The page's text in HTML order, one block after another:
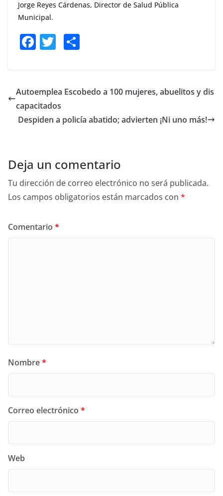
Jorge Reyes Cárdenas, Director de Salud Pública
Municipal.
F
e
b
o
T
er e
Autoemplea Escobedo a 100 mujeres, abuelitos y dis
capacitados
Despiden a policía abatido; advierten ¡Ni uno más!
Deja un comentario
Tu dirección de correo electrónico no será publicada.
Los campos obligatorios están marcados con *
Comentario *
Nombre*
Correo electrónico *
Web